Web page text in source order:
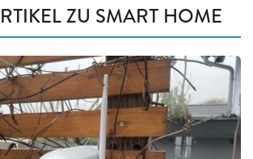
ZU SMART HOME